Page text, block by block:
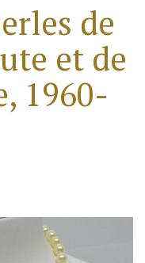
de
et de
1960-